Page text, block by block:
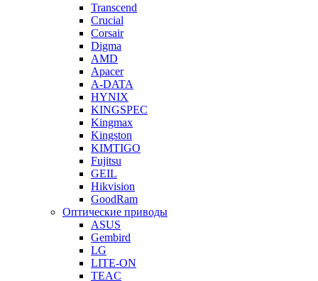
Transcend
Crucial
Corsair
Digma
AMD
Apacer
A-DATA
HYNIX
KINGSPEC
Kingmax
Kingston
KIMTIGO
Fujitsu
GEIL
Hikvision
GoodRam
Оптические приводы
ASUS
Gembird
LG
LITE-ON
TEAC